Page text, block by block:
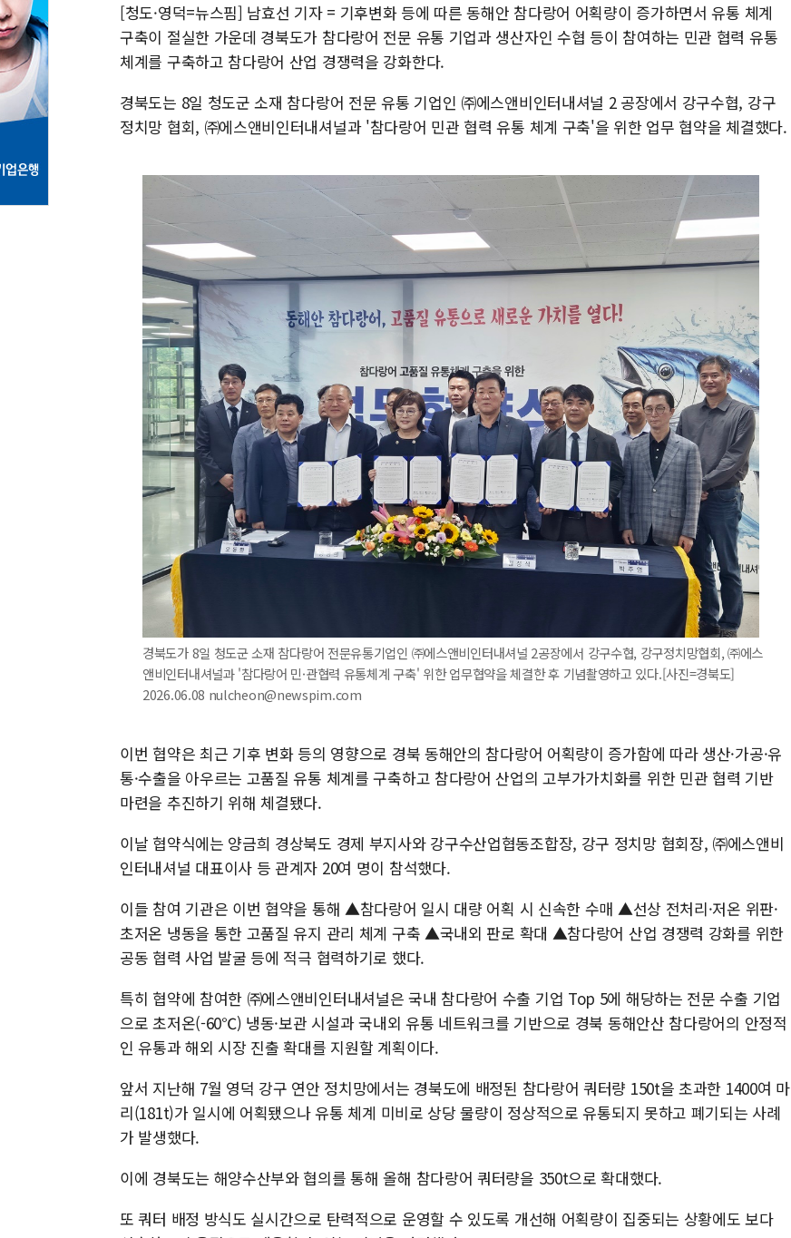
[청도·영덕=뉴스핌] 남효선 기자 = 기후변화 등에 따른 동해안 참다랑어 어획량이 증가하면서 유통 체계
구축이 절실한 가운데 경북도가 참다랑어 전문 유통 기업과 생산자인 수협 등이 참여하는 민관 협력 유통
체계를 구축하고 참다랑어 산업 경쟁력을 강화한다.
경북도는 8일 청도군 소재 참다랑어 전문 유통 기업인 ㈜에스앤비인터내셔널 2 공장에서 강구수협, 강구
정치망 협회, ㈜에스앤비인터내셔널과 '참다랑어 민관 협력 유통 체계 구축'을 위한 업무 협약을 체결했다.
경북도가 8일 청도군 소재 참다랑어 전문유통기업인 ㈜에스앤비인터내셔널 2공장에서 강구수협, 강구정치망협회, ㈜에스
앤비인터내셔널과 '참다랑어 민·관협력 유통체계 구축' 위한 업무협약을 체결한 후 기념촬영하고 있다.[사진=경북도]
2026.06.08 nulcheon@newspim.com
이번 협약은 최근 기후 변화 등의 영향으로 경북 동해안의 참다랑어 어획량이 증가함에 따라 생산·가공·유
통·수출을 아우르는 고품질 유통 체계를 구축하고 참다랑어 산업의 고부가가치화를 위한 민관 협력 기반
마련을 추진하기 위해 체결됐다.
이날 협약식에는 양금희 경상북도 경제 부지사와 강구수산업협동조합장, 강구 정치망 협회장, ㈜에스앤비
인터내셔널 대표이사 등 관계자 20여 명이 참석했다.
이들 참여 기관은 이번 협약을 통해 ▲참다랑어 일시 대량 어획 시 신속한 수매 ▲선상 전처리·저온 위판·
초저온 냉동을 통한 고품질 유지 관리 체계 구축 ▲국내외 판로 확대 ▲참다랑어 산업 경쟁력 강화를 위한
공동 협력 사업 발굴 등에 적극 협력하기로 했다.
특히 협약에 참여한 ㈜에스앤비인터내셔널은 국내 참다랑어 수출 기업 Top 5에 해당하는 전문 수출 기업
으로 초저온(-60℃) 냉동·보관 시설과 국내외 유통 네트워크를 기반으로 경북 동해안산 참다랑어의 안정적
인 유통과 해외 시장 진출 확대를 지원할 계획이다.
앞서 지난해 7월 영덕 강구 연안 정치망에서는 경북도에 배정된 참다랑어 쿼터량 150t을 초과한 1400여 마
리(181t)가 일시에 어획됐으나 유통 체계 미비로 상당 물량이 정상적으로 유통되지 못하고 폐기되는 사례
가 발생했다.
이에 경북도는 해양수산부와 협의를 통해 올해 참다랑어 쿼터량을 350t으로 확대했다.
또 쿼터 배정 방식도 실시간으로 탄력적으로 운영할 수 있도록 개선해 어획량이 집중되는 상황에도 보다